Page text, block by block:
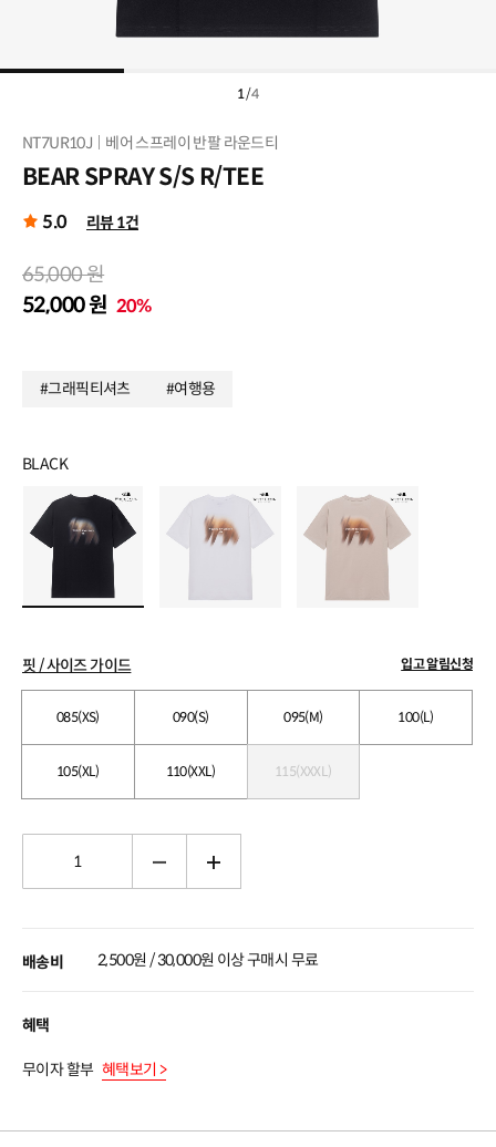
1/4
NT7UR10J 베어 스프레이 반팔 라운드티
BEAR SPRAY S/S R/TEE
5.0 리뷰 1건
#그래픽티셔츠 #여행용
65,000 원
52,000 원 20%
BLACK
핏 / 사이즈 가이드 입고 알림신청
085(XS) 090(S) 095(M) 100(L)
105(XL) 110(XXL) 115(XXXL)
배송비 2,500원 / 30,000원 이상 구매시 무료
혜택
무이자 할부 혜택보기 >